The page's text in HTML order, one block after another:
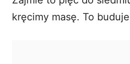
kręcimy masę. To